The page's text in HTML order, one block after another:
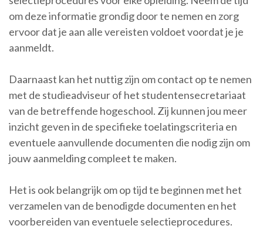
om deze informatie grondig door te nemen en zorg
ervoor dat je aan alle vereisten voldoet voordat je je
aanmeldt.
Daarnaast kan het nuttig zijn om contact op te nemen
met de studieadviseur of het studentensecretariaat
van de betreffende hogeschool. Zij kunnen jou meer
inzicht geven in de specifieke toelatingscriteria en
eventuele aanvullende documenten die nodig zijn om
jouw aanmelding compleet te maken.
Het is ook belangrijk om op tijd te beginnen met het
verzamelen van de benodigde documenten en het
voorbereiden van eventuele selectieprocedures.